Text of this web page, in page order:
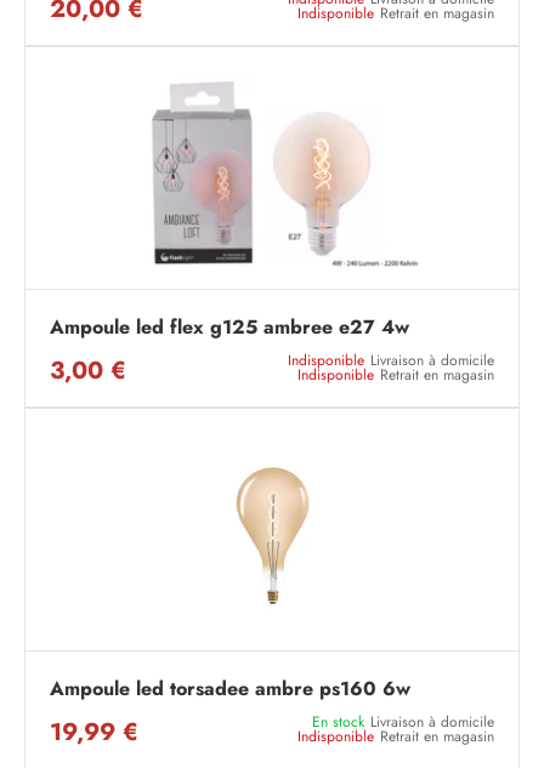
20,00 € Indisponible Retrait en magasin
Ampoule led flex g125 ambree e27 4w
3,00 € Indisponible Livraison à domicile
Indisponible Retrait en magasin
Ampoule led torsadee ambre ps160 6w
19,99 € En stock Livraison à domicile
Indisponible Retrait en magasin